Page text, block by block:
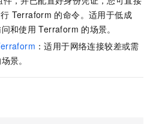
Terraform 的命令。适用于低成
和使用 Terraform 的场景。
：适用于网络连接较差或需
景。